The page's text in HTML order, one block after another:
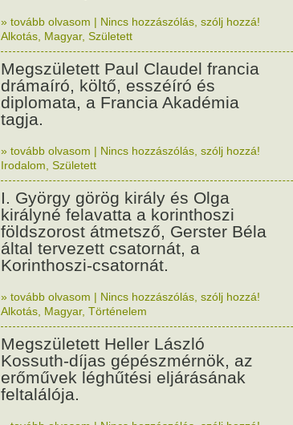
» tovább olvasom | Nincs hozzászólás, szólj hozzá!
Alkotás Magyar, Született
Megszületett Paul Claudel francia
drámaíró, költő, esszéíró és
diplomata, a Francia Akadémia
tagja.
» tovább olvasom | Nincs hozzászólás, szólj hozzá!
Irodalom Született
I. György görög király és Olga
királyné felavatta a korinthoszi
földszorost átmetsző, Gerster Béla
által tervezett csatornát, a
Korinthoszi-csatornát.
» tovább olvasom | Nincs hozzászólás, szólj hozzá!
Alkotás Magyar, Történelem
Megszületett Heller László
Kossuth-díjas gépészmérnök, az
erőművek léghűtési eljárásának
feltalálója.